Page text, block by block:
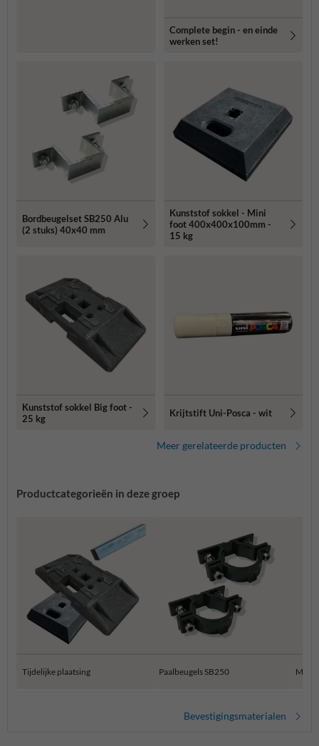
Complete begin - en einde
werken set!
Bordbeugelset SB250 Alu
(2 stuks) 40x40 mm
Kunststof sokkel - Mini
foot 400x400x100mm -
15 kg
Kunststof sokkel Big foot -
25 kg
Krijtstift Uni-Posca - wit
Meer gerelateerde producten
Productcategorieën in deze groep
Tijdelijke plaatsing Paalbeugels SB250 Muur
Bevestigingsmaterialen